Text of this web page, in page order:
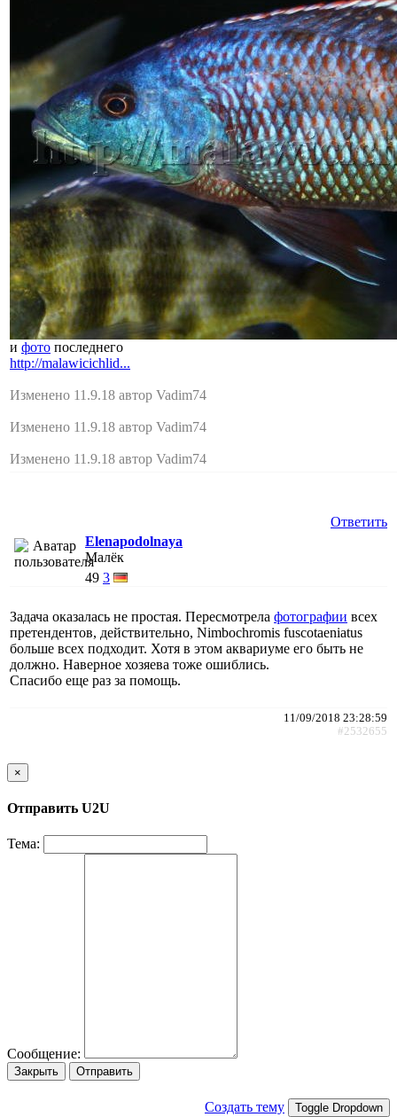
и фото последнего
http://malawicichlid...
Изменено 11.9.18 автор Vadim74
Изменено 11.9.18 автор Vadim74
Изменено 11.9.18 автор Vadim74
Ответить
Elenapodolnaya
Малёк
49 3
Задача оказалась не простая. Пересмотрела фотографии всех
претендентов, действительно, Nimbochromis fuscotaeniatus
больше всех подходит. Хотя в этом аквариуме его быть не
должно. Наверное хозяева тоже ошиблись.
Спасибо еще раз за помощь.
11/09/2018 23:28:59
#2532655
×
Отправить U2U
Тема:
Сообщение:
Закрыть Отправить
Создать тему Toggle Dropdown